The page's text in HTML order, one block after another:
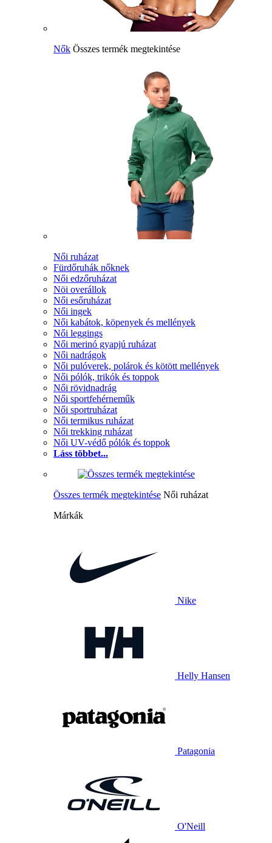
Nők Összes termék megtekintése
Női ruházat
Fürdőruhák nőknek
Női edzőruházat
Nöi overállok
Női esőruházat
Női ingek
Női kabátok, köpenyek és mellények
Női leggings
Női merinó gyapjú ruházat
Női nadrágok
Női pulóverek, polárok és kötött mellények
Női pólók, trikók és toppok
Női rövidnadrág
Női sportfehérneműk
Női sportruházat
Női termikus ruházat
Női trekking ruházat
Női UV-védő pólók és toppok
Láss többet...
Összes termék megtekintése Női ruházat
Márkák
Nike
Helly Hansen
Patagonia
O'Neill